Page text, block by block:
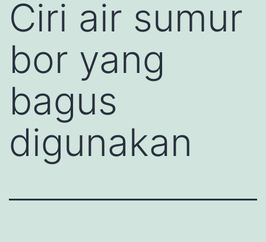
Ciri air sumur
bor yang
bagus
digunakan